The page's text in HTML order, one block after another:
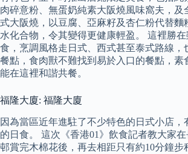
肉碎意粉、無蛋奶純素大阪燒風味窩夫，及
式大阪燒，以豆腐、亞麻籽及杏仁粉代替麵
水化合物，令其變得更健康輕盈。 這裡勝
食，烹調風格走日式、西式甚至泰式路線，
餐點，食肉獸不難找到易於入口的餐點，素
能在這裡和諧共餐。
福隆大廈: 福隆大廈
因為當區近年進駐了不少特色的日式小店，
的日食。 這次《香港01》飲食記者教大家
邨賞完木棉花後，再去相距只有約10分鐘步